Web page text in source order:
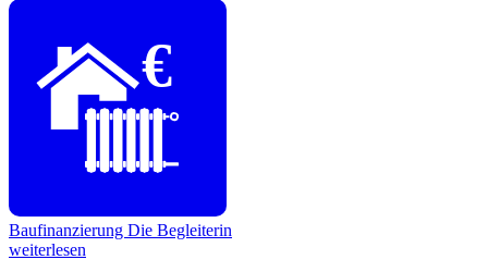
€
Baufinanzierung Die Begleiterin
weiterlesen